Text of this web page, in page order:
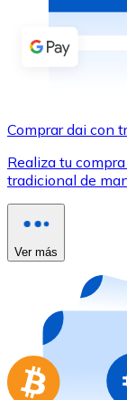
Añade
Utiliza
Comprar
Tienda -
Compra
Ir a la
Comprar dai con
Realiza tu
tradicional de
Ver más